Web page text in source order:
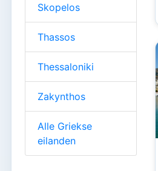
Skopelos
Thassos
Thessaloniki
Zakynthos
Alle Griekse
eilanden